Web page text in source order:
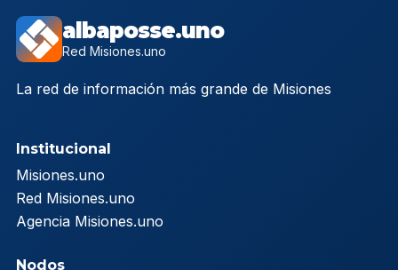
albaposse.uno
Red Misiones.uno
La red de información más grande de Misiones
Institucional
Misiones.uno
Red Misiones.uno
Agencia Misiones.uno
Nodos